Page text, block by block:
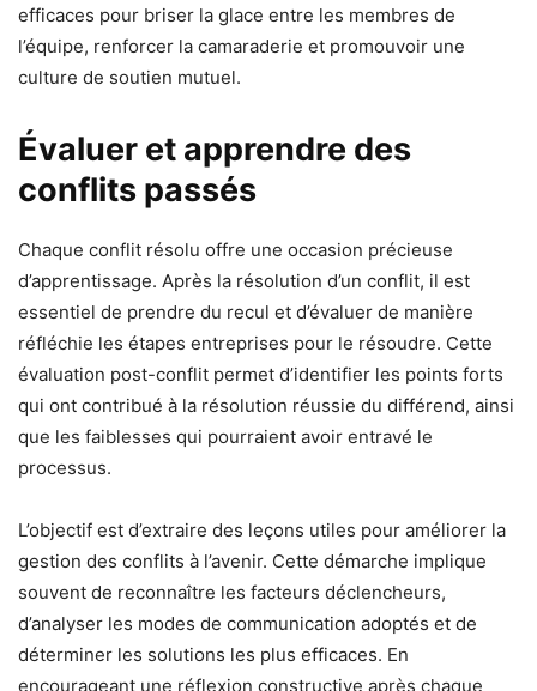
efficaces pour briser la glace entre les membres de
l’équipe, renforcer la camaraderie et promouvoir une
culture de soutien mutuel.
Évaluer et apprendre des
conflits passés
Chaque conflit résolu offre une occasion précieuse
d’apprentissage. Après la résolution d’un conflit, il est
essentiel de prendre du recul et d’évaluer de manière
réfléchie les étapes entreprises pour le résoudre. Cette
évaluation post-conflit permet d’identifier les points forts
qui ont contribué à la résolution réussie du différend, ainsi
que les faiblesses qui pourraient avoir entravé le
processus.
L’objectif est d’extraire des leçons utiles pour améliorer la
gestion des conflits à l’avenir. Cette démarche implique
souvent de reconnaître les facteurs déclencheurs,
d’analyser les modes de communication adoptés et de
déterminer les solutions les plus efficaces. En
encourageant une réflexion constructive après chaque